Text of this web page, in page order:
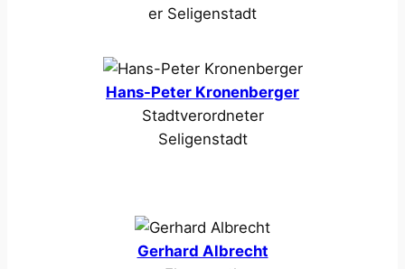
er Seligenstadt
Hans-Peter Kronenberger
Stadtverordneter
Seligenstadt
Gerhard Albrecht